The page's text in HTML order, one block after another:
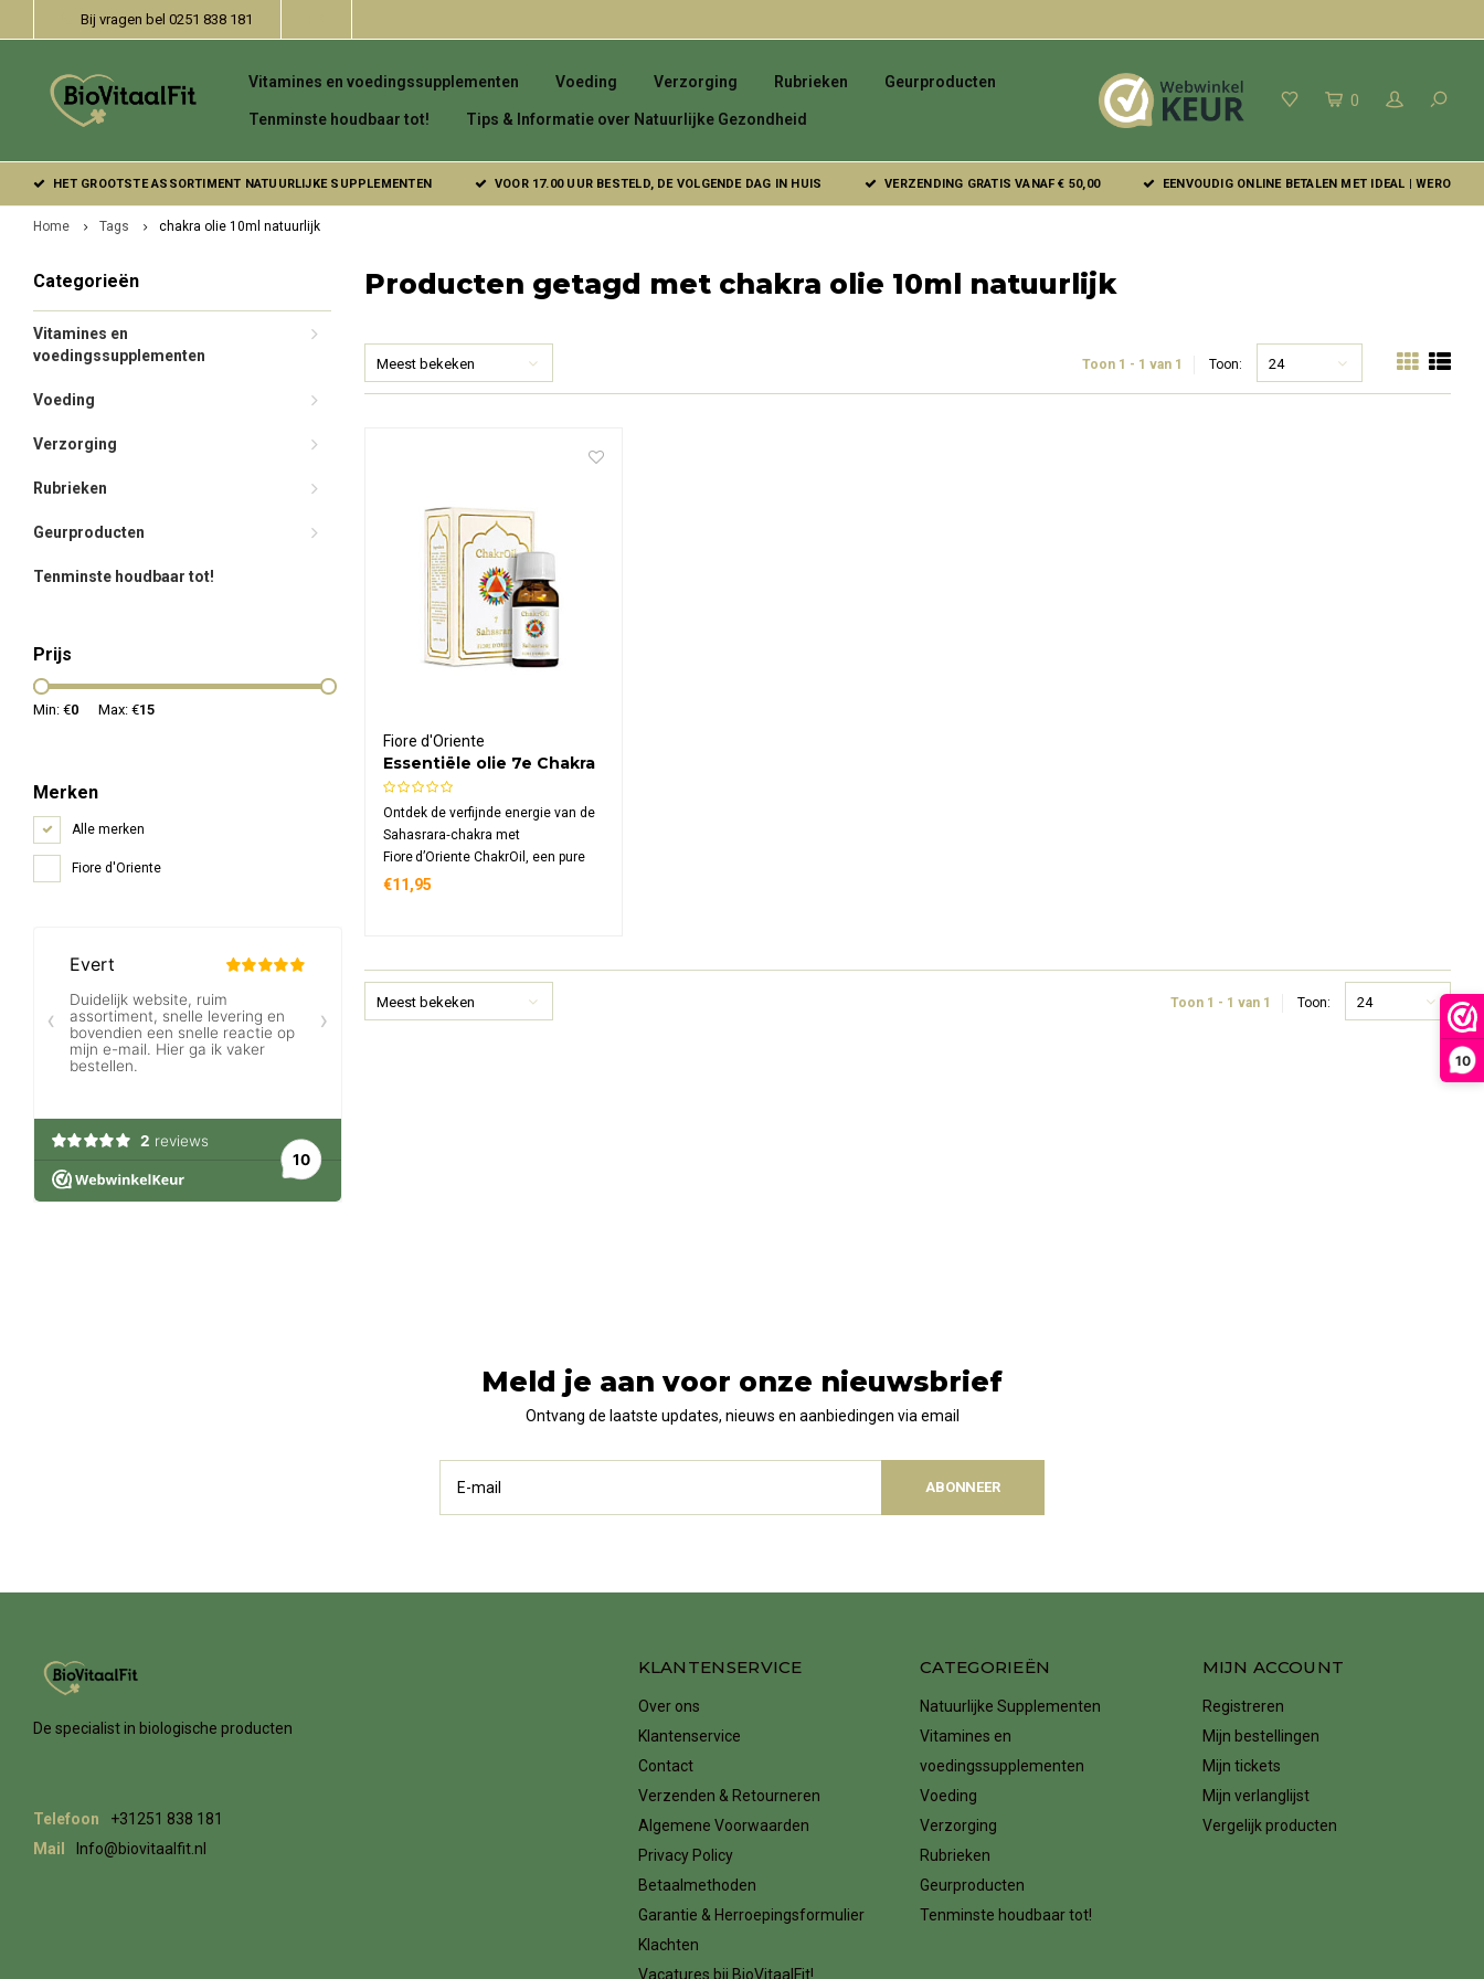
10
Bij vragen bel 0251 838 181
Vitamines en voedingssupplementen Voeding Verzorging Rubrieken Geurproducten
Tenminste houdbaar tot! Tips & Informatie over Natuurlijke Gezondheid
0
HET GROOTSTE ASSORTIMENT NATUURLIJKE SUPPLEMENTEN VOOR 17.00 UUR BESTELD, DE VOLGENDE DAG IN HUIS VERZENDING GRATIS VANAF € 50,00 EENVOUDIG ONLINE BETALEN MET IDEAL | WERO
Home Tags chakra olie 10ml natuurlijk
Categorieën
Vitamines en
voedingssupplementen
Voeding
Verzorging
Rubrieken
Geurproducten
Tenminste houdbaar tot!
Prijs
Min: €0 Max: €15
Merken
Alle merken
Fiore d'Oriente
Producten getagd met chakra olie 10ml natuurlijk
Meest bekeken Toon 1 - 1 van 1 Toon: 24
Fiore d'Oriente
Essentiële olie 7e Chakra
Sahasrara
Ontdek de verfijnde energie van de
Sahasrara‑chakra met
Fiore d’Oriente ChakrOil, een pure
mix van etherische oliën en
rust bevordert.
€11,95
Meest bekeken Toon 1 - 1 van 1 Toon: 24
Meld je aan voor onze nieuwsbrief
Ontvang de laatste updates, nieuws en aanbiedingen via email
ABONNEER
De specialist in biologische producten
Telefoon
+31251 838 181
Mail
Info@biovitaalfit.nl
KLANTENSERVICE
Over ons
Klantenservice
Contact
Verzenden & Retourneren
Algemene Voorwaarden
Privacy Policy
Betaalmethoden
Garantie & Herroepingsformulier
Klachten
Vacatures bij BioVitaalFit!
CATEGORIEËN
Natuurlijke Supplementen
Vitamines en
voedingssupplementen
Voeding
Verzorging
Rubrieken
Geurproducten
Tenminste houdbaar tot!
MIJN ACCOUNT
Registreren
Mijn bestellingen
Mijn tickets
Mijn verlanglijst
Vergelijk producten